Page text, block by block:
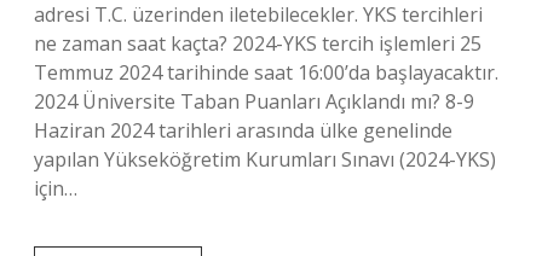
adresi T.C. üzerinden iletebilecekler. YKS tercihleri
ne zaman saat kaçta? 2024-YKS tercih işlemleri 25
Temmuz 2024 tarihinde saat 16:00’da başlayacaktır.
2024 Üniversite Taban Puanları Açıklandı mı? 8-9
Haziran 2024 tarihleri ​​arasında ülke genelinde
yapılan Yükseköğretim Kurumları Sınavı (2024-YKS)
için…